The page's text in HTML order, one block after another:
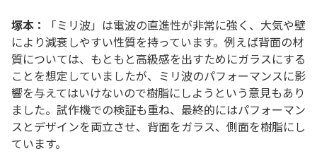
塚本：
「ミリ波」は電波の直進性が非常に強く、大気や壁
により減衰しやすい性質を持っています。例えば背面の材
質については、もともと高級感を出すためにガラスにする
ことを想定していましたが、ミリ波のパフォーマンスに影
響を与えてはいけないので樹脂にしようという意見もあり
ました。試作機での検証も重ね、最終的にはパフォーマン
スとデザインを両立させ、背面をガラス、側面を樹脂にし
ています。